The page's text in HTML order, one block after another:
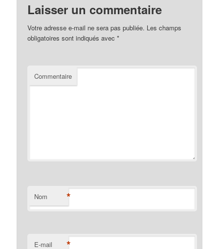
Laisser un commentaire
Votre adresse e-mail ne sera pas publiée. Les champs
obligatoires sont indiqués avec*
Commentaire
Nom *
E-mail *